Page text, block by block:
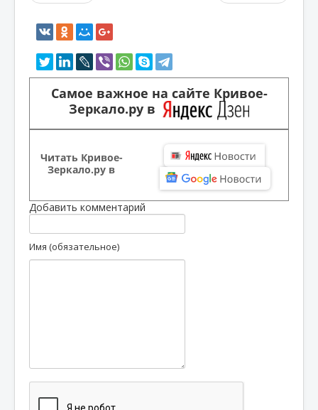
Самое важное на сайте Кривое-
Зеркало.ру в
Читать Кривое-
Зеркало.ру в
Добавить комментарий
Имя (обязательное)